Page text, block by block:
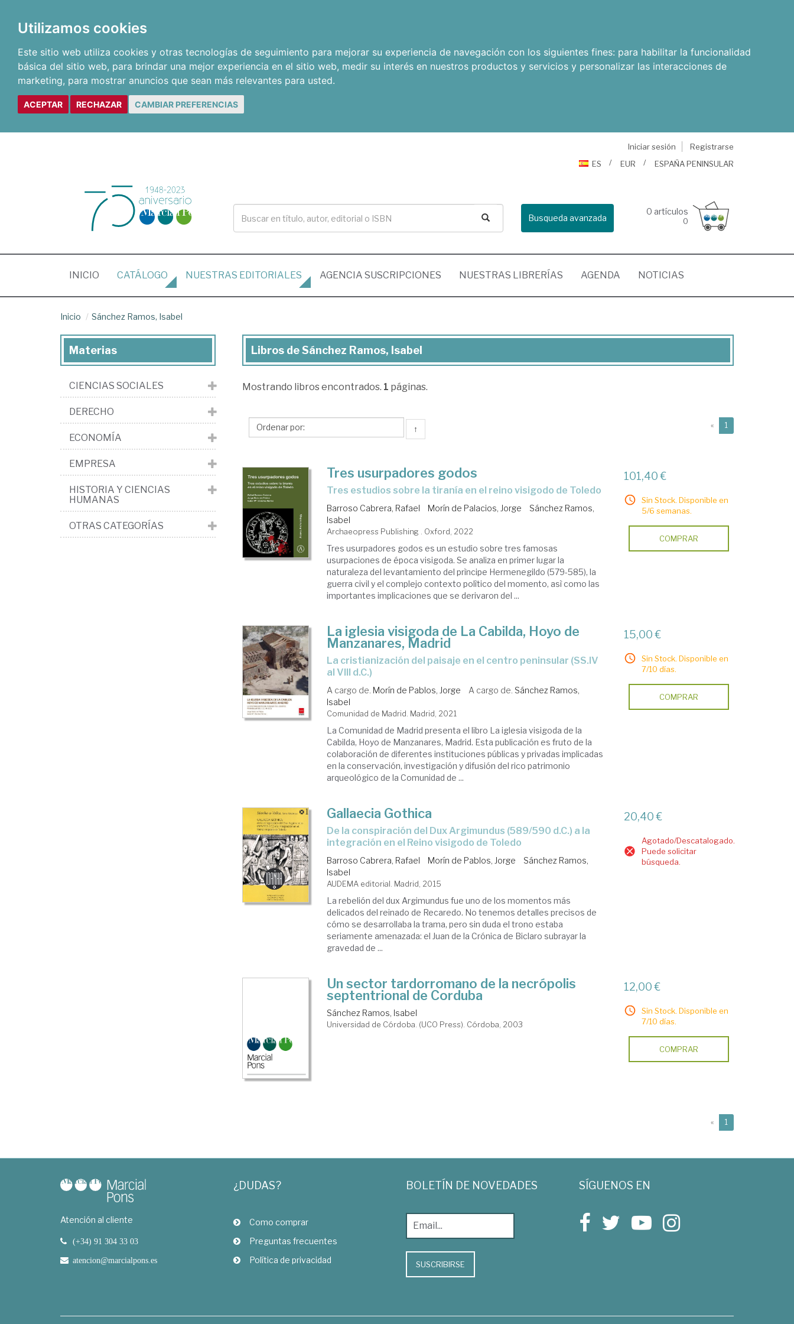
Utilizamos cookies
Este sitio web utiliza cookies y otras tecnologías de seguimiento para mejorar su experiencia de navegación con los siguientes fines: para habilitar la funcionalidad
básica del sitio web, para brindar una mejor experiencia en el sitio web, medir su interés en nuestros productos y servicios y personalizar las interacciones de
marketing, para mostrar anuncios que sean más relevantes para usted.
ACEPTAR RECHAZAR CAMBIAR PREFERENCIAS
Iniciar sesión
Registrarse
ES
EUR ESPAÑA PENINSULAR
Busqueda avanzada
0 artículos
0
INICIO (CURRENT)
CATÁLOGO NUESTRAS EDITORIALES AGENCIA SUSCRIPCIONES NUESTRAS LIBRERÍAS AGENDA NOTICIAS
Inicio Sánchez Ramos, Isabel
Libros
Sánchez
Isabel
Libros de Sánchez Ramos, Isabel
Mostrando libros encontrados. 1 páginas.
↑ « 1
Tres usurpadores godos
tres estudios sobre la tiranía en el reino visigodo de Toledo
Barroso Cabrera, Rafael Morín de Palacios, Jorge
Sánchez Ramos,
Isabel
Archaeopress Publishing . Oxford, 2022
Tres usurpadores godos es un estudio sobre tres famosas
usurpaciones de época visigoda. Se analiza en primer lugar la
naturaleza del levantamiento del prìncipe Hermenegildo (579-585), la
guerra civil y el complejo contexto polìtico del momento, asì como las
importantes implicaciones que se derivaron del ...
101,40 €
Sin Stock. Disponible en
5/6 semanas.
COMPRAR
La iglesia visigoda de La Cabilda, Hoyo de
Manzanares, Madrid
La cristianización del paisaje en el centro peninsular (SS.IV
al VIII d.C.)
A cargo de. Morín de Pablos, Jorge A cargo de. Sánchez Ramos,
Isabel
Comunidad de Madrid. Madrid, 2021
La Comunidad de Madrid presenta el libro La iglesia visigoda de la
Cabilda, Hoyo de Manzanares, Madrid. Esta publicación es fruto de la
colaboración de diferentes instituciones públicas y privadas implicadas
en la conservación, investigación y difusión del rico patrimonio
arqueológico de la Comunidad de ...
15,00 €
Sin Stock. Disponible en
7/10 días.
COMPRAR
Gallaecia Gothica
de la conspiración del Dux Argimundus (589/590 d.C.) a la
integración en el Reino visigodo de Toledo
Barroso Cabrera, Rafael Morín de Pablos, Jorge
Sánchez Ramos,
Isabel
AUDEMA editorial. Madrid, 2015
La rebelión del dux Argimundus fue uno de los momentos más
delicados del reinado de Recaredo. No tenemos detalles precisos de
cómo se desarrollaba la trama, pero sin duda el trono estaba
seriamente amenazada: el Juan de la Crónica de Biclaro subrayar la
gravedad de ...
20,40 €
Agotado/Descatalogado.
Puede solicitar
búsqueda.
Un sector tardorromano de la necrópolis
septentrional de Corduba
Sánchez Ramos, Isabel
Universidad de Córdoba. (UCO Press). Córdoba, 2003
12,00 €
Sin Stock. Disponible en
7/10 días.
COMPRAR
« 1
Materias
CIENCIAS SOCIALES
DERECHO
ECONOMÍA
EMPRESA
HISTORIA Y CIENCIAS
HUMANAS
OTRAS CATEGORÍAS
Atención al cliente
(+34) 91 304 33 03
atencion@marcialpons.es
¿DUDAS?
Como comprar
Preguntas frecuentes
Política de privacidad
BOLETÍN DE NOVEDADES
SUSCRIBIRSE
SÍGUENOS EN